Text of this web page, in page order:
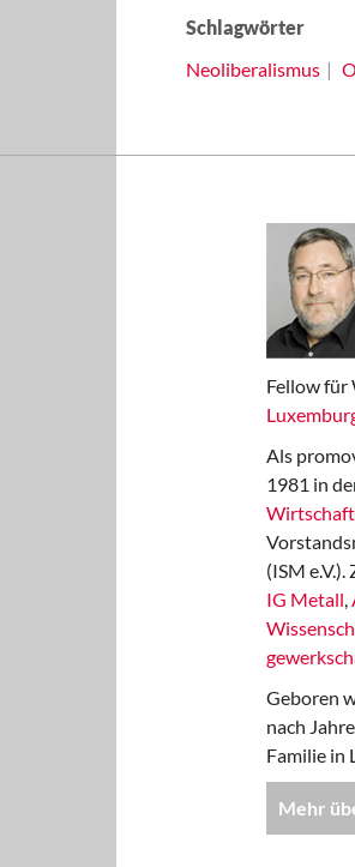
Schlagwörter
Neoliberalismus
Fellow für
Als
1981 in
(ISM
IG Metall,
Geboren
nach
Familie in
Mehr